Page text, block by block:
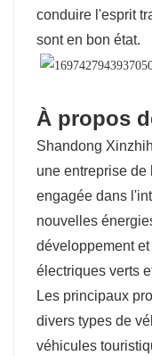
conduire l'esprit
sont en bon état.
À propos
Shandong
une entreprise
engagée dans
nouvelles
développement
électriques verts
Les principaux
divers types de
véhicules